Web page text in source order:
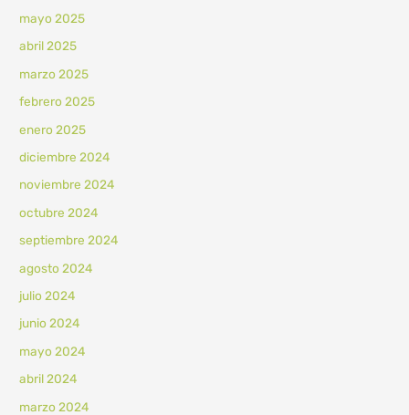
mayo 2025
abril 2025
marzo 2025
febrero 2025
enero 2025
diciembre 2024
noviembre 2024
octubre 2024
septiembre 2024
agosto 2024
julio 2024
junio 2024
mayo 2024
abril 2024
marzo 2024